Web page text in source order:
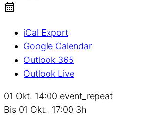
iCal Export
Google Calendar
Outlook 365
Outlook Live
01 Okt. 14:00 event_repeat
Bis 01 Okt., 17:00 3h